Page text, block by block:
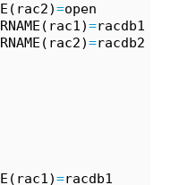
=open
=racdb1
=racdb2
=racdb1